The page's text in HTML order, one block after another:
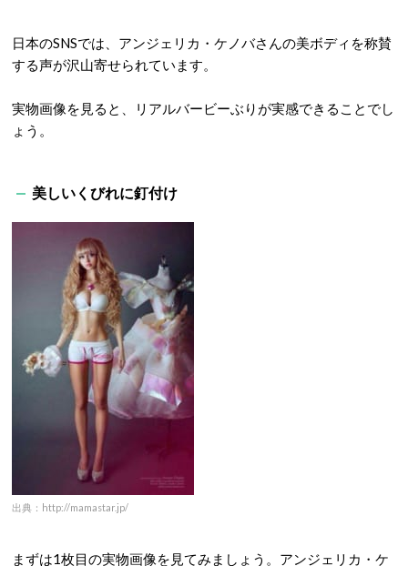
日本のSNSでは、アンジェリカ・ケノバさんの美ボディを称賛
する声が沢山寄せられています。
実物画像を見ると、リアルバービーぶりが実感できることでし
ょう。
美しいくびれに釘付け
出典：http://mamastar.jp/
まずは1枚目の実物画像を見てみましょう。アンジェリカ・ケ